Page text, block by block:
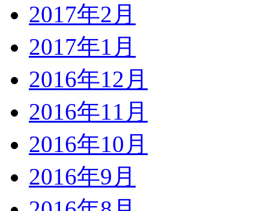
2017年2月
2017年1月
2016年12月
2016年11月
2016年10月
2016年9月